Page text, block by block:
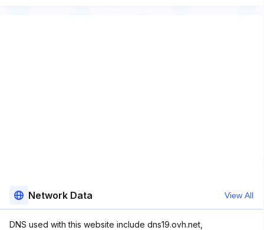
Network Data View All
DNS used with this website include dns19.ovh.net,